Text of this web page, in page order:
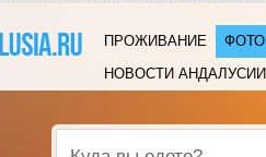
ПРОЖИВАНИЕ ФОТО
НОВОСТИ АНДАЛУСИИ